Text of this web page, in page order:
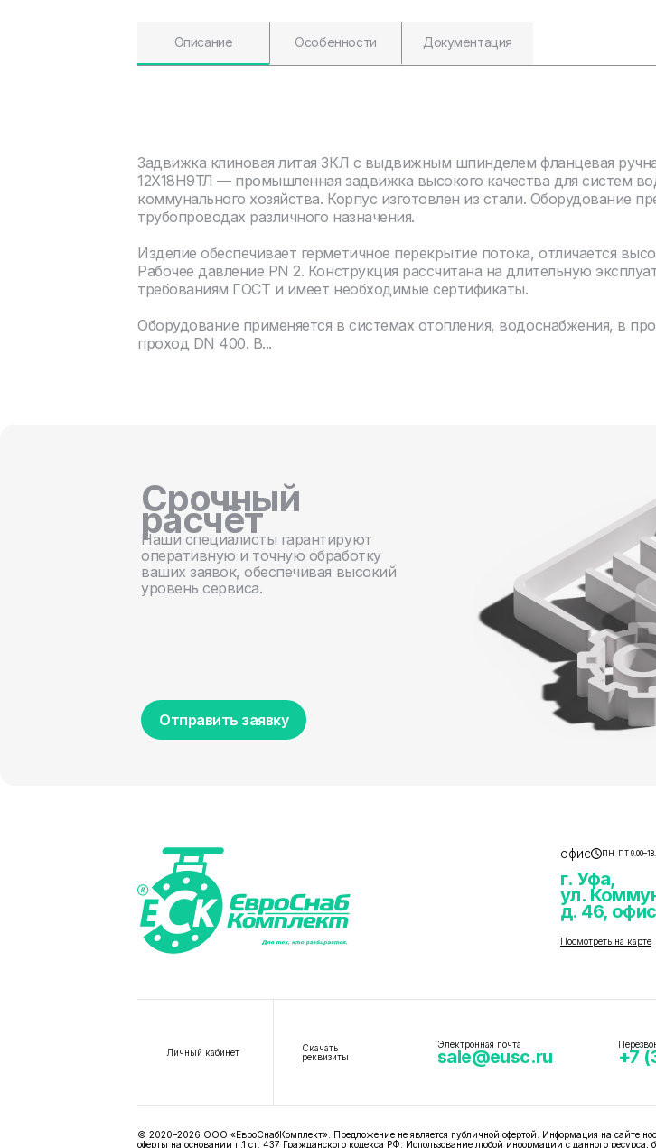
Описание Особенности Документация
Задвижка клиновая литая ЗКЛ с выдвижным шпинделем фланцевая
12Х18Н9ТЛ — промышленная задвижка высокого качества для систем
коммунального хозяйства. Корпус изготовлен из стали. Оборудование
трубопроводах различного назначения.
Изделие обеспечивает герметичное перекрытие потока, отличается
Рабочее давление PN 2. Конструкция рассчитана на длительную
требованиям ГОСТ и имеет необходимые сертификаты.
Оборудование применяется в системах отопления, водоснабжения, в
проход DN 400. В...
Срочный
расчёт
Наши специалисты гарантируют
оперативную и точную обработку
ваших заявок, обеспечивая высокий
уровень сервиса.
Отправить заявку
офис ПН–ПТ
г. Уфа,
ул.
д. 46, офис
Посмотреть на карте
Личный кабинет
Скачать
реквизиты
Электронная почта
sale@eusc.ru +7
© 2020–2026 ООО «ЕвроСнабКомплект». Предложение не является публичной офертой. Информация на сайте
оферты на основании п.1 ст. 437 Гражданского кодекса РФ. Использование любой информации с данного ресурса,